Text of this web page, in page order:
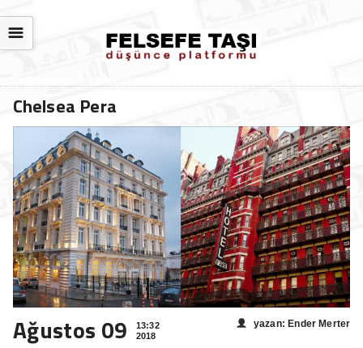
☰
Chelsea Pera
Ağustos 09
13:32
2018
yazan: Ender Merter